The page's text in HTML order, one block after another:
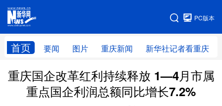
PC版本
首页 要闻 图片 重庆新闻 新华社记者看重庆
网站地图
重庆国企改革红利持续释放 1—4月市属
重点国企利润总额同比增长7.2%